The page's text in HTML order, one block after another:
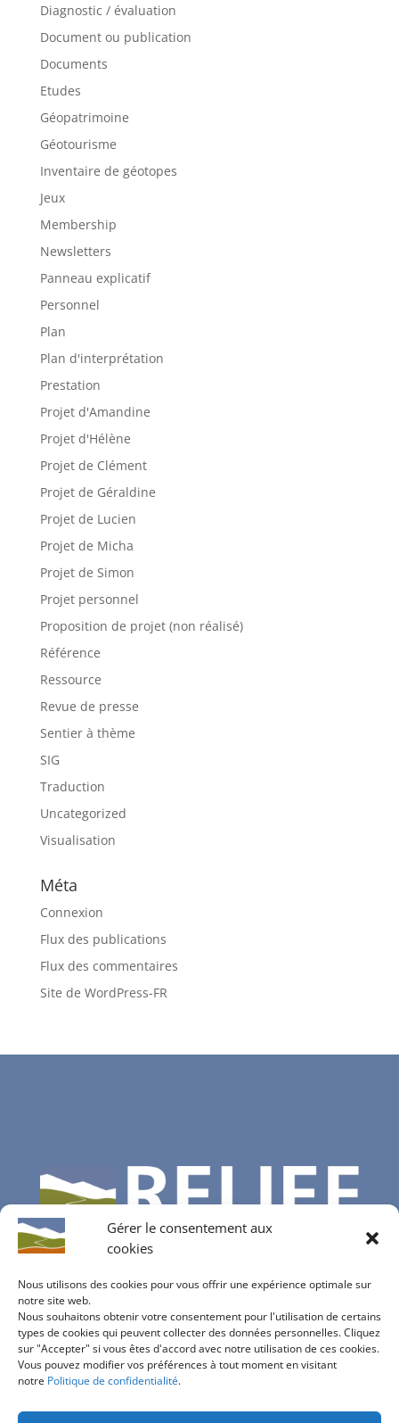
Gérer le consentement aux
cookies
Nous utilisons des cookies pour vous offrir une expérience optimale sur
notre site web.
Nous souhaitons obtenir votre consentement pour l'utilisation de certains
types de cookies qui peuvent collecter des données personnelles. Cliquez
sur "Accepter" si vous êtes d'accord avec notre utilisation de ces cookies.
Vous pouvez modifier vos préférences à tout moment en visitant
notre Politique de confidentialité.
Diagnostic / évaluation
Document ou publication
Documents
Etudes
Géopatrimoine
Géotourisme
Inventaire de géotopes
Jeux
Membership
Newsletters
Panneau explicatif
Personnel
Plan
Plan d'interprétation
Prestation
Projet d'Amandine
Projet d'Hélène
Projet de Clément
Projet de Géraldine
Projet de Lucien
Projet de Micha
Projet de Simon
Projet personnel
Proposition de projet (non réalisé)
Référence
Ressource
Revue de presse
Sentier à thème
SIG
Traduction
Uncategorized
Visualisation
Méta
Connexion
Flux des publications
Flux des commentaires
Site de WordPress-FR
Contactez-nous
info@bureau-relief.ch
inscription à notre newsletter